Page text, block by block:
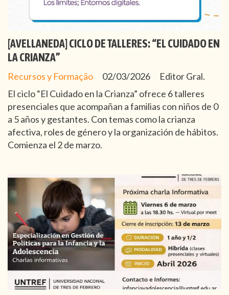
[AVELLANEDA] CICLO DE TALLERES: “EL CUIDADO EN
LA CRIANZA”
Editor Gral.
Recursos y Formação
02/03/2026
El ciclo “El Cuidado en la Crianza” ofrece 6 talleres
presenciales que acompañan a familias con niños de 0
a 5 años y gestantes. Con temas como la crianza
afectiva, roles de género y la organización de hábitos.
Comienza el 2 de marzo.